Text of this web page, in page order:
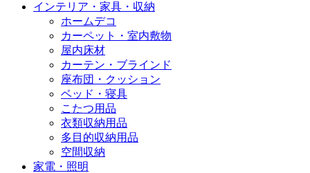
インテリア・家具・収納
ホームデコ
カーペット・室内敷物
屋内床材
カーテン・ブラインド
座布団・クッション
ベッド・寝具
こたつ用品
衣類収納用品
多目的収納用品
空間収納
家電・照明